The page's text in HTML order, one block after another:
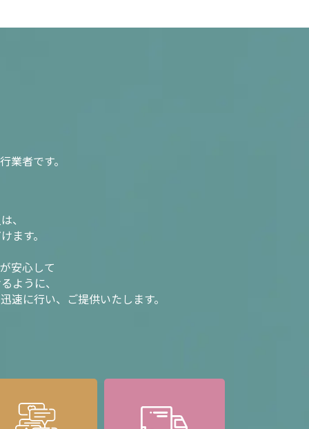
業者です。
、
ます。
安心して
ように、
速に行い、ご提供いたします。